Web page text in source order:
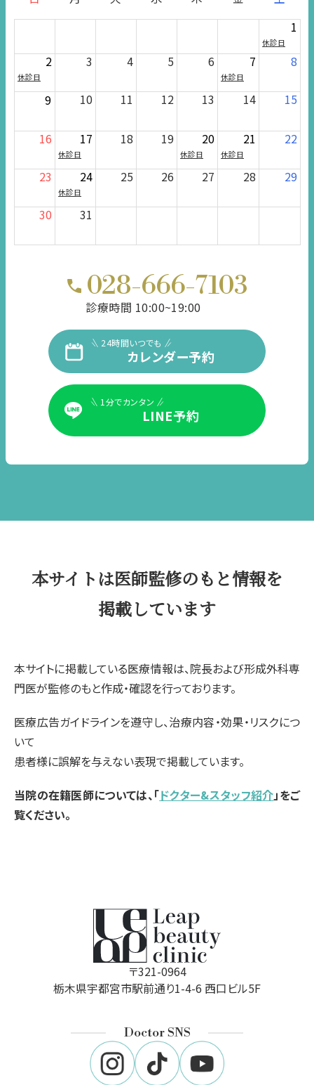
1
休診日
2
休診日
3 4 5 6 7
休診日
8
9 10 11 12 13 14 15
16 17
休診日
18 19 20
休診日
21
休診日
22
23 24
休診日
25 26 27 28 29
30 31
028-666-7103
診療時間 10:00~19:00
24時間いつでも
カレンダー予約
1分でカンタン
LINE予約
本サイトは医師監修のもと情報を
掲載しています
本サイトに掲載している医療情報は、院長および形成外科専
門医が監修のもと作成・確認を行っております。
医療広告ガイドラインを遵守し、治療内容・効果・リスクにつ
いて
患者様に誤解を与えない表現で掲載しています。
当院の在籍医師については、「ドクター&スタッフ紹介」をご
覧ください。
〒321-0964
栃木県宇都宮市駅前通り1-4-6 西口ビル5F
Doctor SNS